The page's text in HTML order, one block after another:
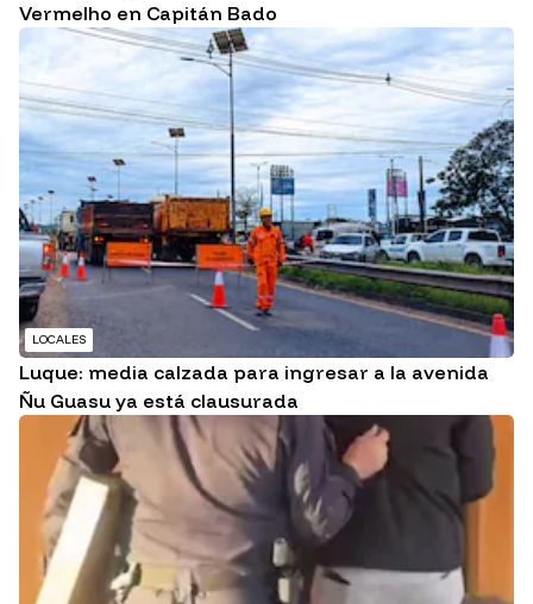
Vermelho en Capitán Bado
LOCALES
Luque: media calzada para ingresar a la avenida
Ñu Guasu ya está clausurada